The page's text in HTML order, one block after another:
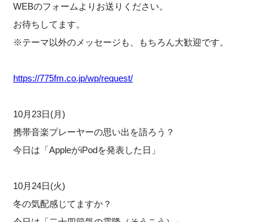
WEBのフォームよりお送りください。
お待ちしてます。
※テーマ以外のメッセージも、もちろん大歓迎です。
https://775fm.co.jp/wp/request/
10月23日(月)
携帯音楽プレーヤーの思い出を語ろう？
今日は「AppleがiPodを発表した日」
10月24日(火)
冬の気配感じてますか？